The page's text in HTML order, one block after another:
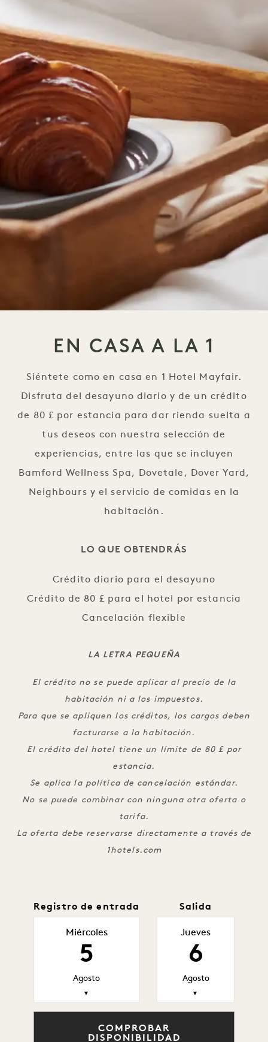
EN CASA A LA 1
Siéntete como en casa en 1 Hotel Mayfair.
Disfruta del desayuno diario y de un crédito
de 80 £ por estancia para dar rienda suelta a
tus deseos con nuestra selección de
experiencias, entre las que se incluyen
Bamford Wellness Spa, Dovetale, Dover Yard,
Neighbours y el servicio de comidas en la
habitación.
LO QUE OBTENDRÁS
Crédito diario para el desayuno
Crédito de 80 £ para el hotel por estancia
Cancelación flexible
LA LETRA PEQUEÑA
El crédito no se puede aplicar al precio de la
habitación ni a los impuestos.
Para que se apliquen los créditos, los cargos deben
facturarse a la habitación.
El crédito del hotel tiene un límite de 80 £ por
estancia.
Se aplica la política de cancelación estándar.
No se puede combinar con ninguna otra oferta o
tarifa.
La oferta debe reservarse directamente a través de
1hotels.com
Registro de entrada
Miércoles
5
Agosto
▼
Salida
Jueves
6
Agosto
▼
COMPROBAR
DISPONIBILIDAD